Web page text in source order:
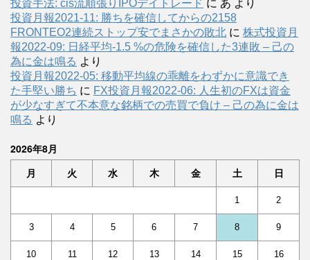
投資手法: cis流順張りIPOデイトレード に あ より
投資月報2021-11: 勝ちを確信してからの2158
FRONTEO2連続ストップ安でまさかの敗北 に 株式投資月
報2022-09: 日経平均-1.5 %の危険を確信した3連敗 – 己の
為に金は鳴る より
投資月報2022-05: 移動平均線の乖離をわずかに意識でき
た手堅い勝ち に FX投資月報2022-06: 人生初のFXは資金
が少なすぎて不本意な銘柄での売買で負け – 己の為に金は
鳴る より
2026年8月
月 火 水 木 金 土 日
1 2
3 4 5 6 7 8 9
10 11 12 13 14 15 16